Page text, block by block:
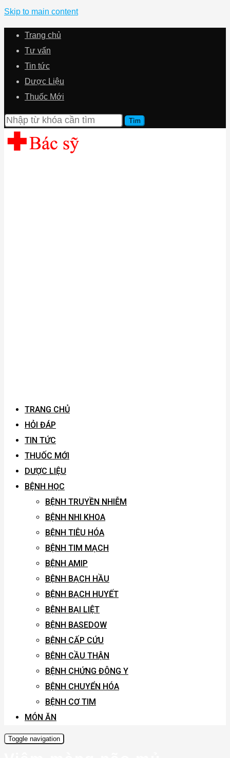
Skip to main content
Trang chủ
Tư vấn
Tin tức
Dược Liệu
Thuốc Mới
TRANG CHỦ
HỎI ĐÁP
TIN TỨC
THUỐC MỚI
DƯỢC LIỆU
BỆNH HỌC
BỆNH TRUYỀN NHIỄM
BỆNH NHI KHOA
BỆNH TIÊU HÓA
BỆNH TIM MẠCH
BỆNH AMIP
BỆNH BẠCH HẦU
BỆNH BẠCH HUYẾT
BỆNH BẠI LIỆT
BỆNH BASEDOW
BỆNH CẤP CỨU
BỆNH CẦU THẬN
BỆNH CHỨNG ĐÔNG Y
BỆNH CHUYỂN HÓA
BỆNH CƠ TIM
MÓN ĂN
Toggle navigation